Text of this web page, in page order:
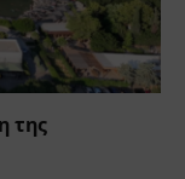
της